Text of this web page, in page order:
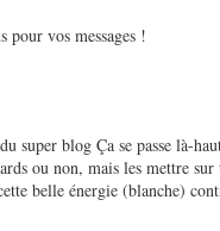
pour vos messages !
super blog Ça se passe là-
ou non, mais les mettre
belle énergie (blanche)